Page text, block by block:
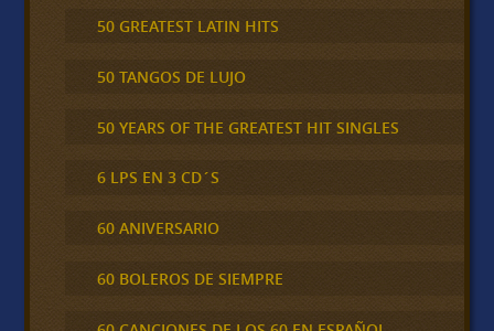
50 GREATEST LATIN HITS
50 TANGOS DE LUJO
50 YEARS OF THE GREATEST HIT SINGLES
6 LPS EN 3 CD´S
60 ANIVERSARIO
60 BOLEROS DE SIEMPRE